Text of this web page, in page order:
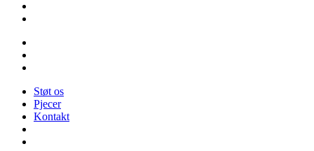
Støt os
Pjecer
Kontakt